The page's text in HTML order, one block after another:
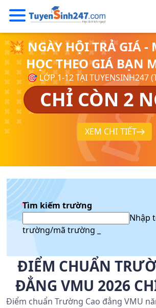
💥 NGÀY HỘI TRẢ GIÁ -
HỌC THEO GIÁ BẠN
🎯 LỚP 1-12 TẠI TUYENSINH247
CHỈ CÒN 2
XEM CHI TIẾT
Tìm kiếm trường
Nhập
trường/mã trường _
ĐIỂM CHUẨN
ĐẲNG VMU 2026
Điểm chuẩn Trường Cao đẳng VMU